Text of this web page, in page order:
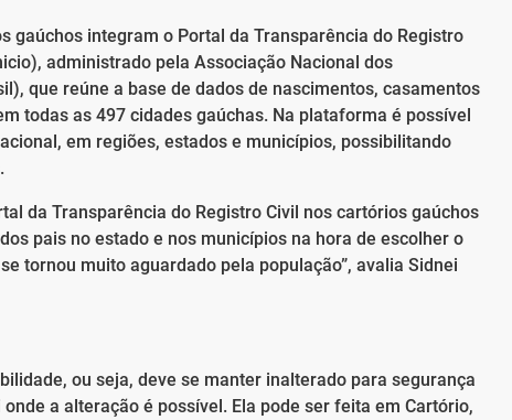
gaúchos integram o Portal da Transparência do Registro
administrado pela Associação Nacional dos
que reúne a base de dados de nascimentos, casamentos
todas as 497 cidades gaúchas. Na plataforma é possível
em regiões, estados e municípios, possibilitando
da Transparência do Registro Civil nos cartórios gaúchos
pais no estado e nos municípios na hora de escolher o
tornou muito aguardado pela população”, avalia Sidnei
ou seja, deve se manter inalterado para segurança
a alteração é possível. Ela pode ser feita em Cartório,